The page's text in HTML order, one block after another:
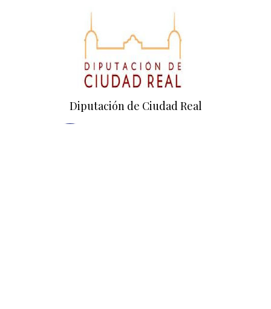
Diputación de Ciudad Real